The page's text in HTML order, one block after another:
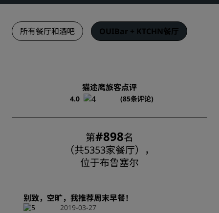
所有餐厅和酒吧 OUIBar + KTCHN餐厅
猫途鹰旅客点评
4.0 (85条评论)
第#898名
（共5353家餐厅），
位于布鲁塞尔
别致，空旷，我推荐周末早餐！
2019-03-27